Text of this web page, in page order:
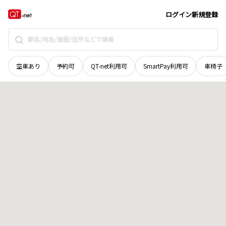
ログイン新規登録
空車あり 予約可 QT-net利用可 SmartPay利用可 車椅子
愛媛県